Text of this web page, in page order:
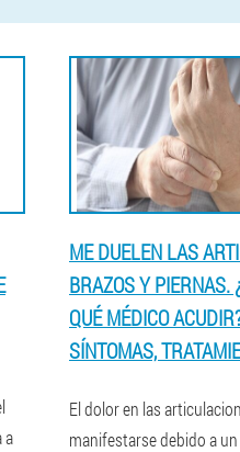
a
ME DUELEN LAS
BRAZOS Y PIERNAS.
QUÉ MÉDICO
SÍNTOMAS,
El dolor en las
manifestarse debido a